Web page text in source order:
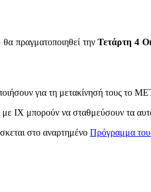
πραγματοποιηθεί τηνΤετάρτη 4
για τη μετακίνησή τους
ΙΧ μπορούν να σταθμεύσουν τα
στο αναρτημένο Πρόγραμμα του